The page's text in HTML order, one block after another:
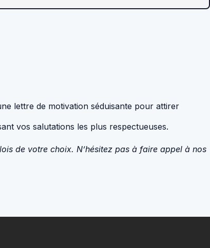
lettre de motivation séduisante pour attirer
vos salutations les plus respectueuses.
de votre choix. N’hésitez pas à faire appel à nos